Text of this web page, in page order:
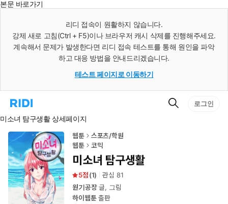
본문 바로가기
리디 접속이 원활하지 않습니다.
강제 새로 고침(Ctrl + F5)이나 브라우저 캐시 삭제를 진행해주세요.
계속해서 문제가 발생한다면 리디 접속 테스트를 통해 원인을 파악
하고 대응 방법을 안내드리겠습니다.
테스트 페이지로 이동하기
리
홈
로
이
동
검
로그인
미소녀 탐구생활 상세페이지
웹툰
스포츠/학원
웹툰
코믹
미소녀 탐구생활
5 (1) 관심 81
원기공장글, 그림
하이웹툰출판